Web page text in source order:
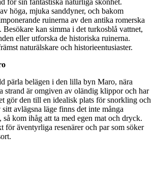
höga, mjuka sanddyner, och bakom
ruinerna av den antika romerska
Besökare kan simma i det turkosblå vattnet,
eller utforska de historiska ruinerna.
naturälskare och historieentusiaster.
pärla belägen i den lilla byn Maro, nära
strand är omgiven av oländig klippor och har
gör den till en idealisk plats för snorkling och
avlägsna läge finns det inte många
så kom ihåg att ta med egen mat och dryck.
för äventyrliga resenärer och par som söker